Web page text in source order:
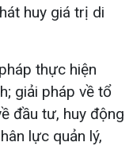
huy giá trị di
thực hiện
giải pháp về tổ
đầu tư, huy động
lực quản lý,